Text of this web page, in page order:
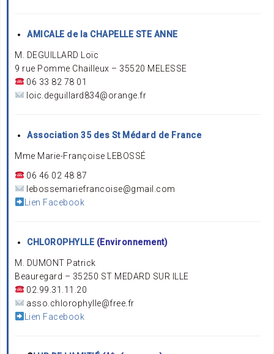
AMICALE de la CHAPELLE STE ANNE
M. DEGUILLARD Loïc
9 rue Pomme Chailleux – 35520 MELESSE
06 33 82 78 01
loic.deguillard834@orange.fr
Association 35 des St Médard de France
Mme Marie-Françoise LEBOSSÉ
06 46 02 48 87
lebossemariefrancoise@gmail.com
Lien Facebook
CHLOROPHYLLE (Environnement)
M. DUMONT Patrick
Beauregard – 35250 ST MEDARD SUR ILLE
02.99.31.11.20
asso.chlorophylle@free.fr
Lien Facebook